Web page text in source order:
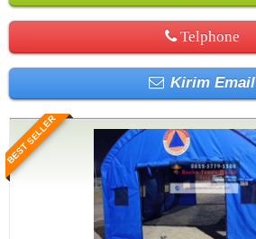
Telphone
Kirim Email
BEST SELLER